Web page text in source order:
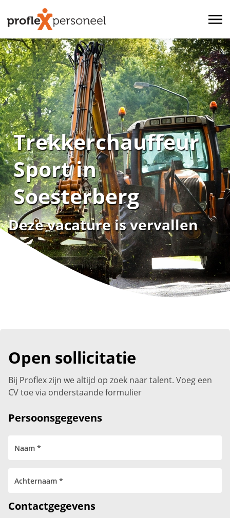
Trekkerchauffeur
Sport in
Soesterberg
Deze vacature is vervallen
Open sollicitatie
Bij Proflex zijn we altijd op zoek naar talent. Voeg een
CV toe via onderstaande formulier
Persoonsgegevens
Contactgegevens